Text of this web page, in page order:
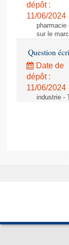
dépôt :
11/06/2024
pharmacie
sur le
Question
Date de
dépôt :
11/06/2024
industrie -